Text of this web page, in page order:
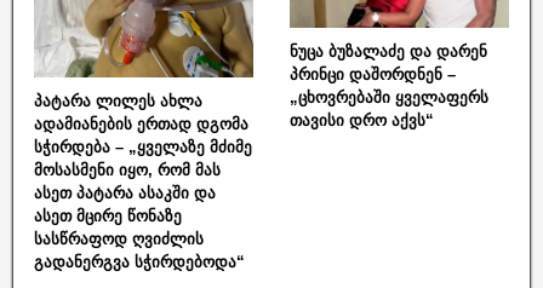
პატარა ლილეს ახლა
ადამიანების ერთად დგომა
სჭირდება – „ყველაზე მძიმე
მოსასმენი იყო, რომ მას
ასეთ პატარა ასაკში და
ასეთ მცირე წონაზე
სასწრაფოდ ღვიძლის
გადანერგვა სჭირდებოდა“
ნუცა ბუზალაძე და დარენ
პრინცი დაშორდნენ –
„ცხოვრებაში ყველაფერს
თავისი დრო აქვს“